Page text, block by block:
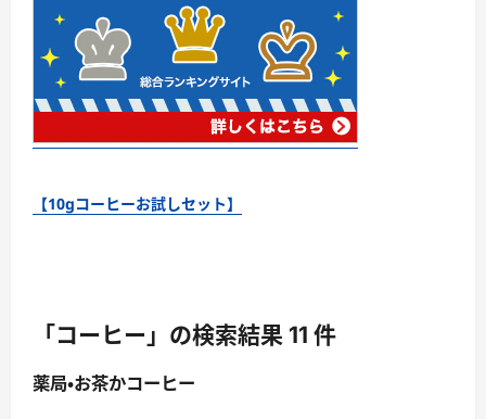
【10gコーヒーお試しセット】
「コーヒー」の検索結果 11 件
薬局・お茶かコーヒー